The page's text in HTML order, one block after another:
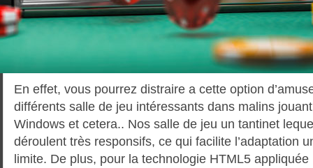
En effet, vous pourrez distraire a cette option
différents salle de jeu intéressants dans malins
Windows et cetera.. Nos salle de jeu un tantinet
déroulent très responsifs, ce qui facilite l’adaptation
limite. De plus, pour la technologie HTML5